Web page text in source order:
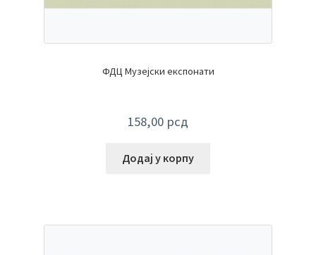
ФДЦ Музејски експонати
158,00 рсд
Додај у корпу